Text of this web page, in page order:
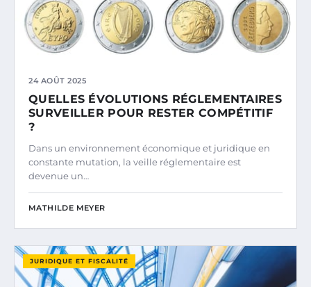
24 AOÛT 2025
QUELLES ÉVOLUTIONS RÉGLEMENTAIRES
SURVEILLER POUR RESTER COMPÉTITIF
?
Dans un environnement économique et juridique en
constante mutation, la veille réglementaire est
devenue un…
MATHILDE MEYER
JURIDIQUE ET FISCALITÉ